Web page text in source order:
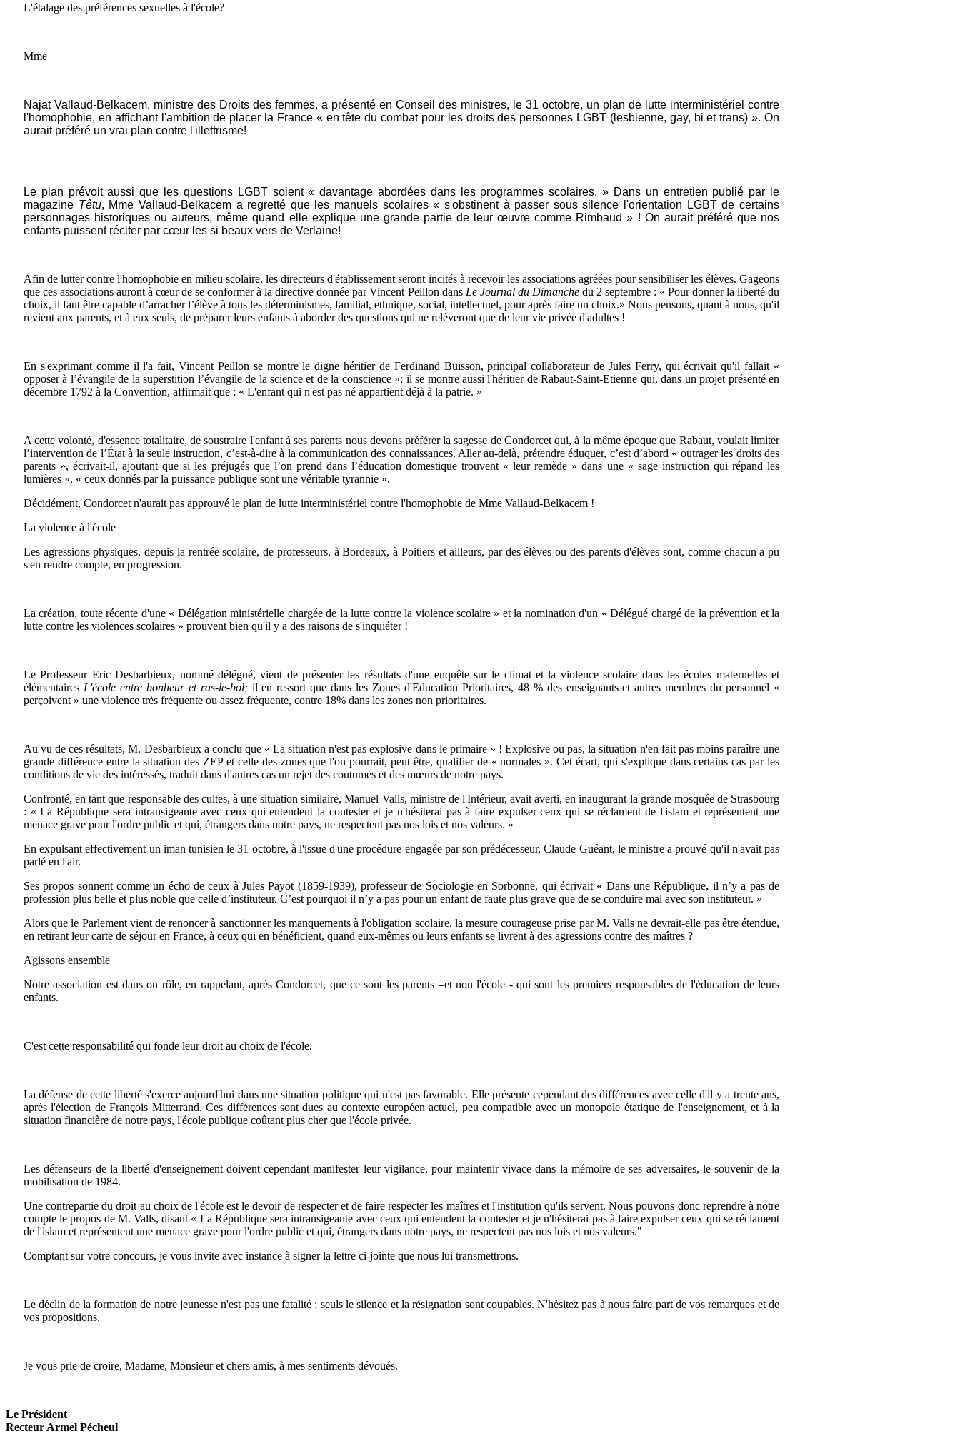
L'étalage des préférences sexuelles à l'école?
Mme
Najat Vallaud-Belkacem, ministre des Droits des femmes, a présenté en Conseil des ministres, le 31 octobre, un plan de lutte interministériel contre
l'homophobie, en affichant l'ambition de placer la France « en tête du combat pour les droits des personnes LGBT (lesbienne, gay, bi et trans) ». On
aurait préféré un vrai plan contre l'illettrisme!
Le plan prévoit aussi que les questions LGBT soient « davantage abordées dans les programmes scolaires. » Dans un entretien publié par le
magazine Têtu, Mme Vallaud-Belkacem a regretté que les manuels scolaires « s'obstinent à passer sous silence l'orientation LGBT de certains
personnages historiques ou auteurs, même quand elle explique une grande partie de leur œuvre comme Rimbaud » ! On aurait préféré que nos
enfants puissent réciter par cœur les si beaux vers de Verlaine!
Afin de lutter contre l'homophobie en milieu scolaire, les directeurs d'établissement seront incités à recevoir les associations agréées pour sensibiliser les élèves. Gageons
que ces associations auront à cœur de se conformer à la directive donnée par Vincent Peillon dans Le Journal du Dimanchedu 2 septembre : « Pour donner la liberté du
choix, il faut être capable d’arracher l’élève à tous les déterminismes, familial, ethnique, social, intellectuel, pour après faire un choix.» Nous pensons, quant à nous, qu'il
revient aux parents, et à eux seuls, de préparer leurs enfants à aborder des questions qui ne relèveront que de leur vie privée d'adultes !
En s'exprimant comme il l'a fait, Vincent Peillon se montre le digne héritier de Ferdinand Buisson, principal collaborateur de Jules Ferry, qui écrivait qu'il fallait «
opposer à l’évangile de la superstition l’évangile de la science et de la conscience »; il se montre aussi l'héritier de Rabaut-Saint-Etienne qui, dans un projet présenté en
décembre 1792 à la Convention, affirmait que : « L'enfant qui n'est pas né appartient déjà à la patrie. »
A cette volonté, d'essence totalitaire, de soustraire l'enfant à ses parents nous devons préférer la sagesse de Condorcet qui, à la même époque que Rabaut, voulait limiter
l’intervention de l’État à la seule instruction, c’est-à-dire à la communication des connaissances. Aller au-delà, prétendre éduquer, c’est d’abord « outrager les droits des
parents », écrivait-il, ajoutant que si les préjugés que l’on prend dans l’éducation domestique trouvent « leur remède » dans une « sage instruction qui répand les
lumières », « ceux donnés par la puissance publique sont une véritable tyrannie ».
Décidément, Condorcet n'aurait pas approuvé le plan de lutte interministériel contre l'homophobie de Mme Vallaud-Belkacem !
La violence à l'école
Les agressions physiques, depuis la rentrée scolaire, de professeurs, à Bordeaux, à Poitiers et ailleurs, par des élèves ou des parents d'élèves sont, comme chacun a pu
s'en rendre compte, en progression.
La création, toute récente d'une « Délégation ministérielle chargée de la lutte contre la violence scolaire » et la nomination d'un « Délégué chargé de la prévention et la
lutte contre les violences scolaires » prouvent bien qu'il y a des raisons de s'inquiéter !
Le Professeur Eric Desbarbieux, nommé délégué, vient de présenter les résultats d'une enquête sur le climat et la violence scolaire dans les écoles maternelles et
élémentaires L'école entre bonheur et ras-le-bol;il en ressort que dans les Zones d'Education Prioritaires, 48 % des enseignants et autres membres du personnel «
perçoivent » une violence très fréquente ou assez fréquente, contre 18% dans les zones non prioritaires.
Au vu de ces résultats, M. Desbarbieux a conclu que « La situation n'est pas explosive dans le primaire » ! Explosive ou pas, la situation n'en fait pas moins paraître une
grande différence entre la situation des ZEP et celle des zones que l'on pourrait, peut-être, qualifier de « normales ». Cet écart, qui s'explique dans certains cas par les
conditions de vie des intéressés, traduit dans d'autres cas un rejet des coutumes et des mœurs de notre pays.
Confronté, en tant que responsable des cultes, à une situation similaire, Manuel Valls, ministre de l'Intérieur, avait averti, en inaugurant la grande mosquée de Strasbourg
: « La République sera intransigeante avec ceux qui entendent la contester et je n'hésiterai pas à faire expulser ceux qui se réclament de l'islam et représentent une
menace grave pour l'ordre public et qui, étrangers dans notre pays, ne respectent pas nos lois et nos valeurs. »
En expulsant effectivement un iman tunisien le 31 octobre, à l'issue d'une procédure engagée par son prédécesseur, Claude Guéant, le ministre a prouvé qu'il n'avait pas
parlé en l'air.
Ses propos sonnent comme un écho de ceux à Jules Payot (1859-1939), professeur de Sociologie en Sorbonne, qui écrivait « Dans une République, il n’y a pas de
profession plus belle et plus noble que celle d’instituteur. C’est pourquoi il n’y a pas pour un enfant de faute plus grave que de se conduire mal avec son instituteur. »
Alors que le Parlement vient de renoncer à sanctionner les manquements à l'obligation scolaire, la mesure courageuse prise par M. Valls ne devrait-elle pas être étendue,
en retirant leur carte de séjour en France, à ceux qui en bénéficient, quand eux-mêmes ou leurs enfants se livrent à des agressions contre des maîtres ?
Agissons ensemble
Notre association est dans on rôle, en rappelant, après Condorcet, que ce sont les parents –et non l'école - qui sont les premiers responsables de l'éducation de leurs
enfants.
C'est cette responsabilité qui fonde leur droit au choix de l'école.
La défense de cette liberté s'exerce aujourd'hui dans une situation politique qui n'est pas favorable. Elle présente cependant des différences avec celle d'il y a trente ans,
après l'élection de François Mitterrand. Ces différences sont dues au contexte européen actuel, peu compatible avec un monopole étatique de l'enseignement, et à la
situation financière de notre pays, l'école publique coûtant plus cher que l'école privée.
Les défenseurs de la liberté d'enseignement doivent cependant manifester leur vigilance, pour maintenir vivace dans la mémoire de ses adversaires, le souvenir de la
mobilisation de 1984.
Une contrepartie du droit au choix de l'école est le devoir de respecter et de faire respecter les maîtres et l'institution qu'ils servent. Nous pouvons donc reprendre à notre
compte le propos de M. Valls, disant « La République sera intransigeante avec ceux qui entendent la contester et je n'hésiterai pas à faire expulser ceux qui se réclament
de l'islam et représentent une menace grave pour l'ordre public et qui, étrangers dans notre pays, ne respectent pas nos lois et nos valeurs."
Comptant sur votre concours, je vous invite avec instance à signer la lettre ci-jointe que nous lui transmettrons.
Le déclin de la formation de notre jeunesse n'est pas une fatalité : seuls le silence et la résignation sont coupables. N'hésitez pas à nous faire part de vos remarques et de
vos propositions.
Je vous prie de croire, Madame, Monsieur et chers amis, à mes sentiments dévoués.
Le Président
Recteur Armel Pécheul